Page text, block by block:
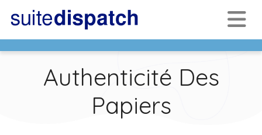
Authenticité Des
Papiers